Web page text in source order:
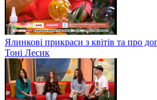
Ялинкові прикраси з квітів та про
Тоні Лесик